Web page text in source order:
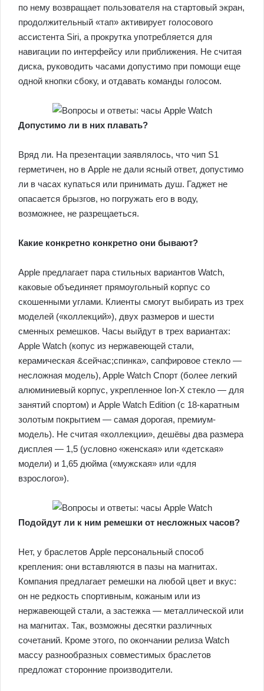
по нему возвращает пользователя на стартовый экран,
продолжительный «тап» активирует голосового
ассистента Siri, а прокрутка употребляется для
навигации по интерфейсу или приближения. Не считая
диска, руководить часами допустимо при помощи еще
одной кнопки сбоку, и отдавать команды голосом.
Допустимо ли в них плавать?
Вряд ли. На презентации заявлялось, что чип S1
герметичен, но в Apple не дали ясный ответ, допустимо
ли в часах купаться или принимать душ. Гаджет не
опасается брызгов, но погружать его в воду,
возможнее, не разрещаеться.
Какие конкретно конкретно они бывают?
Apple предлагает пара стильных вариантов Watch,
каковые объединяет прямоугольный корпус со
скошенными углами. Клиенты смогут выбирать из трех
моделей («коллекций»), двух размеров и шести
сменных ремешков. Часы выйдут в трех вариантах:
Apple Watch (копус из нержавеющей стали,
керамическая &сейчас;спинка», сапфировое стекло —
несложная модель), Apple Watch Спорт (более легкий
алюминиевый корпус, укрепленное Ion-X стекло — для
занятий спортом) и Apple Watch Edition (с 18-каратным
золотым покрытием — самая дорогая, премиум-
модель). Не считая «коллекции», дешёвы два размера
дисплея — 1,5 (условно «женская» или «детская»
модели) и 1,65 дюйма («мужская» или «для
взрослого»).
Подойдут ли к ним ремешки от несложных часов?
Нет, у браслетов Apple персональный способ
крепления: они вставляются в пазы на магнитах.
Компания предлагает ремешки на любой цвет и вкус:
он не редкость спортивным, кожаным или из
нержавеющей стали, а застежка — металлической или
на магнитах. Так, возможны десятки различных
сочетаний. Кроме этого, по окончании релиза Watch
массу разнообразных совместимых браслетов
предложат сторонние производители.